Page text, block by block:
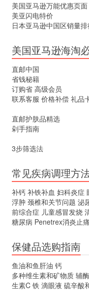
美国亚马逊万能优惠页面
美亚闪电特价
日本亚马逊中国区销量排
美国亚马逊海淘
直邮中国
省钱秘籍
订购省 高级会员
联系客服 价格补偿 礼品
直邮护肤品精选
剁手指南
3步筛选法
常见疾病调理方
补钙 补铁补血 妇科炎症
浮肿 颈椎和关节问题 泌
前综合症 儿童感冒发烧
糖尿病 Penetrex消炎止痛
保健品选购指南
鱼油和鱼肝油 钙
多种维生素和矿物质 辅
生素C 铁 滴眼液 硫辛酸